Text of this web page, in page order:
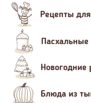
Рецепты
Новогодние
Блюда из